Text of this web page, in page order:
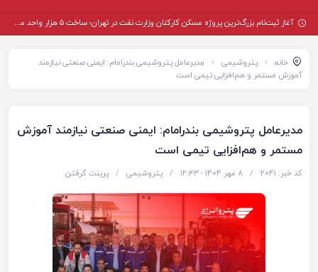
آغاز ثبت‌نام بزرگ‌ترین پروژه مسکن کارکنان وزارت نفت در تهران؛ ساخت ۵ هزار واحد مسکونی
خانه پتروشیمی
مدیرعامل پتروشیمی بندرامام: ایمنی صنعتی نیازمند
آموزش مستمر و هم‌افزایی تیمی است
مدیرعامل پتروشیمی بندرامام: ایمنی صنعتی نیازمند آموزش
مستمر و هم‌افزایی تیمی است
کد خبر: 2041 / 8 مهر 1404 - ۱۲:۴۳ / پتروشیمی / پرینت گرفتن